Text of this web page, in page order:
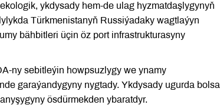
ykdysady hem-de ulag hyzmatdaşlygynyň
Türkmenistanyň Russiýadaky wagtlaýyn
bähbitleri üçin öz port infrastrukturasyny
ny sebitleýin howpsuzlygy we ynamy
garaýandygyny nygtady. Ykdysady ugurda bolsa
ösdürmekden ybaratdyr.